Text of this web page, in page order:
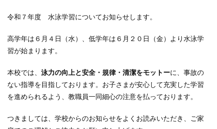
令和７年度 水泳学習についてお知らせします。
高学年は６月４日（水）、低学年は６月２０日（金）より水泳学
習が始まります。
本校では、 泳力の向上と安全・規律・清潔をモットーに、事故の
ない指導を目指しております。お子さまが安心して充実した学習
を進められるよう、教職員一同細心の注意を払っております。
つきましては、学校からのお知らせをよくお読みいただき、ご家